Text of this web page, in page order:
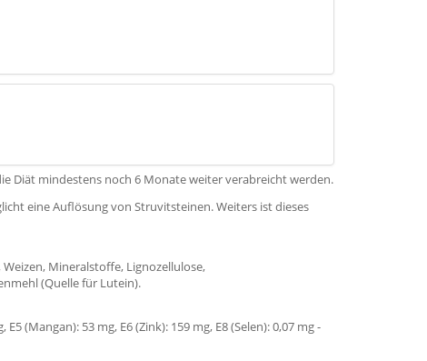
Diät mindestens noch 6 Monate weiter verabreicht werden.
eine Auflösung von Struvitsteinen. Weiters ist dieses
Mineralstoffe, Lignozellulose,
(Quelle für Lutein).
(Mangan): 53 mg, E6 (Zink): 159 mg, E8 (Selen): 0,07 mg -